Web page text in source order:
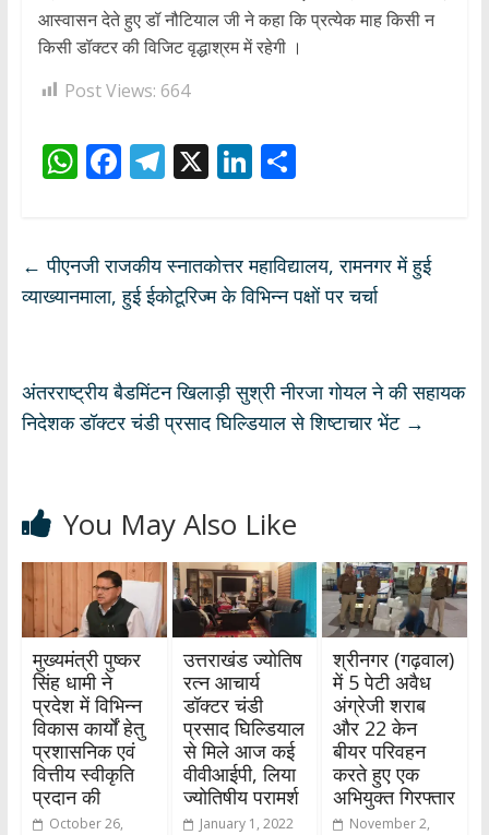
आस्वासन देते हुए डॉ नौटियाल जी ने कहा कि प्रत्येक माह किसी न
किसी डॉक्टर की विजिट वृद्धाश्रम में रहेगी ।
Post Views: 664
W
s
A
p
F
b
o
k
T
gr
a
X Li
e
dI
S
e
← पीएनजी राजकीय स्नातकोत्तर महाविद्यालय, रामनगर में हुई
व्याख्यानमाला, हुई ईकोटूरिज्म के विभिन्न पक्षों पर चर्चा
अंतरराष्ट्रीय बैडमिंटन खिलाड़ी सुश्री नीरजा गोयल ने की सहायक
निदेशक डॉक्टर चंडी प्रसाद घिल्डियाल से शिष्टाचार भेंट →
You May Also Like
मुख्यमंत्री पुष्कर
सिंह धामी ने
प्रदेश में विभिन्न
विकास कार्यों हेतु
प्रशासनिक एवं
वित्तीय स्वीकृति
प्रदान की
October 26,
उत्तराखंड ज्योतिष
रत्न आचार्य
डॉक्टर चंडी
प्रसाद घिल्डियाल
से मिले आज कई
वीवीआईपी, लिया
ज्योतिषीय परामर्श
January 1, 2022
श्रीनगर (गढ़वाल)
में 5 पेटी अवैध
अंग्रेजी शराब
और 22 केन
बीयर परिवहन
करते हुए एक
अभियुक्त गिरफ्तार
November 2,